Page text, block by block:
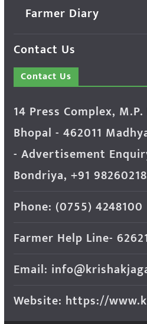
Farmer Diary
Contact Us
Contact Us
14 Press Complex,
Bhopal - 462011
- Advertisement
Bondriya, +91
Phone: (0755) 4248100
Farmer Help Line-
Email:
Website: https://